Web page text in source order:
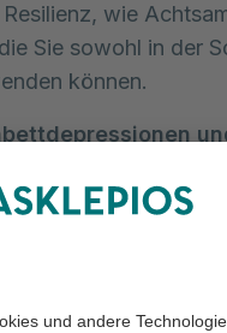
wie
Sie sowohl in der
können.
wie sich eine
nach
finden
und den ersten